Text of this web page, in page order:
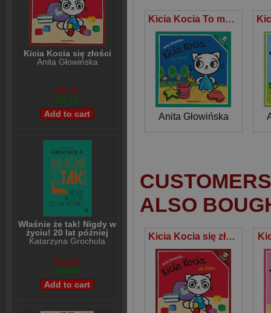
Kicia Kocia się złości
Anita Głowińska
$8,02
$6,01
Właśnie że tak! Nigdy w
życiu! 20 lat później
Katarzyna Grochola
$31,21
$24,07
Kicia Kocia To moje!
Anita Głowińska
ALSO
Kicia Kocia się złości